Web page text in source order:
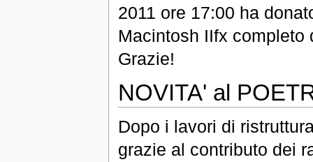
2011 ore 17:00 ha
Macintosh IIfx completo
Grazie!
NOVITA' al
Dopo i lavori di
grazie al contributo dei